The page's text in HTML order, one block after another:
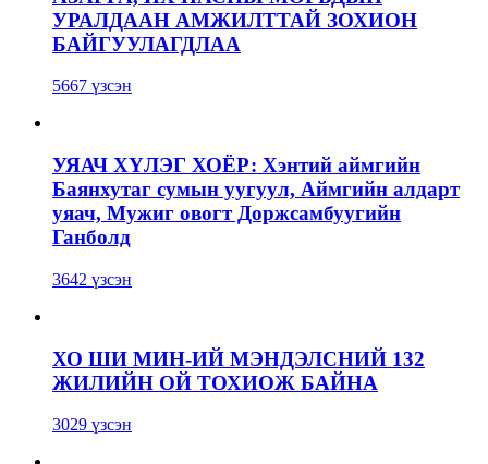
УРАЛДААН АМЖИЛТТАЙ ЗОХИОН
БАЙГУУЛАГДЛАА
5667 үзсэн
УЯАЧ ХҮЛЭГ ХОЁР: Хэнтий аймгийн
Баянхутаг сумын уугуул, Аймгийн алдарт
уяач, Мужиг овогт Доржсамбуугийн
Ганболд
3642 үзсэн
ХО ШИ МИН-ИЙ МЭНДЭЛСНИЙ 132
ЖИЛИЙН ОЙ ТОХИОЖ БАЙНА
3029 үзсэн